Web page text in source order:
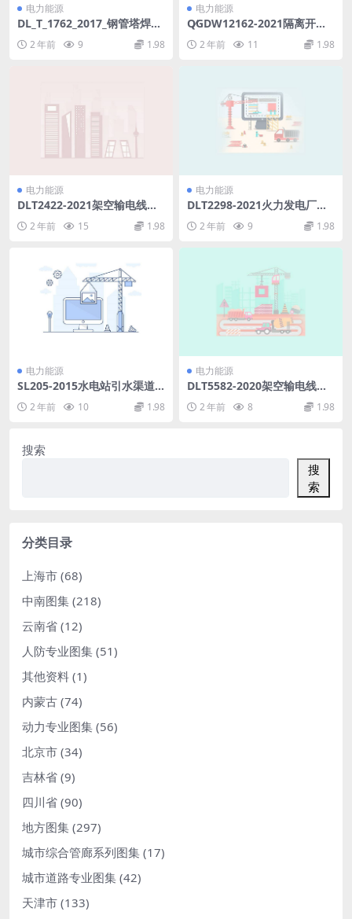
电力能源
DL_T_1762_2017_钢管塔焊接
2 年前 9 1.98
电力能源
Q∕GDW12162-2021隔离开关
分合闸位置双确认系统技术规
范(16.21MB)pdf
2 年前 11 1.98
电力能源
DLT2422-2021架空输电线路
(3.24MB)pdf
2 年前 15 1.98
电力能源
DLT2298-2021火力发电厂运
2 年前 9 1.98
电力能源
SL205-2015水电站引水渠道
及前池设计规范(24.25MB)pd
f
2 年前 10 1.98
电力能源
DLT5582-2020架空输电线路
电气设计规程(160.32MB)pdf
2 年前 8 1.98
搜索
搜
索
分类目录
上海市 (68)
中南图集 (218)
云南省 (12)
人防专业图集 (51)
其他资料 (1)
内蒙古 (74)
动力专业图集 (56)
北京市 (34)
吉林省 (9)
四川省 (90)
地方图集 (297)
城市综合管廊系列图集 (17)
城市道路专业图集 (42)
天津市 (133)